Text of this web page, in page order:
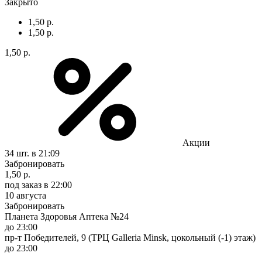
1,50 р.
1,50 р.
1,50 р.
Акции
34 шт. в 21:09
Забронировать
1,50 р.
под заказ в 22:00
10 августа
Забронировать
Планета Здоровья Аптека №24
до 23:00
пр-т Победителей, 9 (ТРЦ Galleria Minsk, цокольный (-1) этаж)
до 23:00